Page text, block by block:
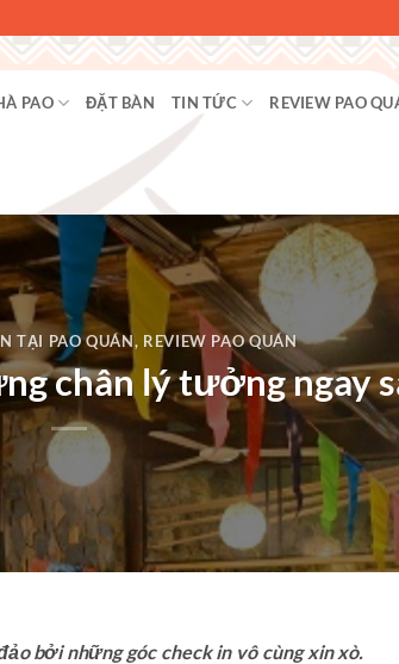
PAO ĐẶT BÀN TIN TỨC REVIEW PAO
TẠI PAO QUÁN, REVIEW PAO QUÁN
chân lý tưởng ngay
bởi những góc check in vô cùng xin xò.